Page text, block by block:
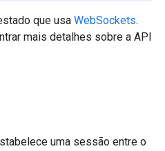
que usa WebSockets.
mais detalhes sobre a API
uma sessão entre o